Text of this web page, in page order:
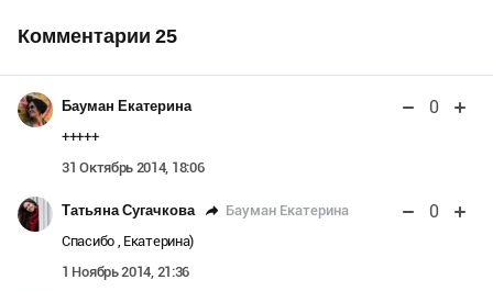
Комментарии 25
Бауман Екатерина 0
+++++
31 Октябрь 2014, 18:06
Татьяна Сугачкова Бауман Екатерина 0
Спасибо , Екатерина)
1 Ноябрь 2014, 21:36